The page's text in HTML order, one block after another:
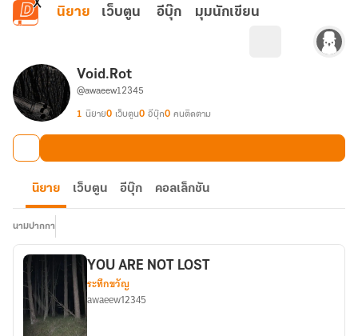
ข้ามไปยังเนื้อหาหลัก
นิยาย เว็บตูน อีบุ๊ก มุมนักเขียน
Void.Rot
@awaeew12345
1 นิยาย0 เว็บตูน0 อีบุ๊ก0 คนติดตาม
นิยาย เว็บตูน อีบุ๊ก คอลเล็กชัน
นามปากกา
YOU ARE NOT LOST
ระทึกขวัญ
awaeew12345